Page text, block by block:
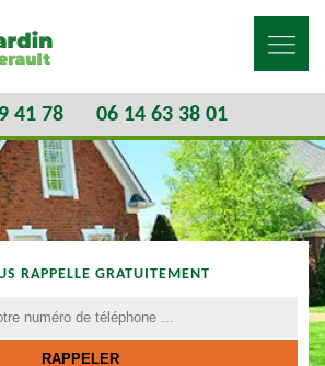
41 78 06 14 63 38 01
RAPPELLE GRATUITEMENT